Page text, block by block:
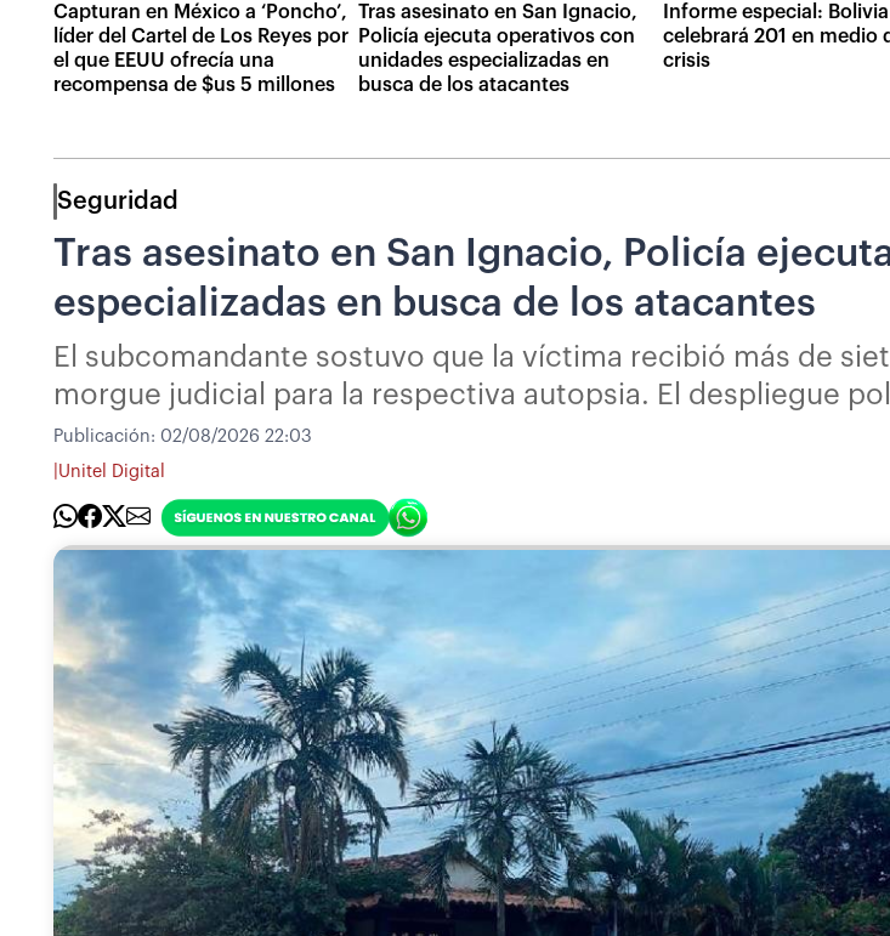
Capturan en México a ‘Poncho’,
líder del Cartel de Los Reyes por
el que EEUU ofrecía una
recompensa de $us 5 millones
Tras asesinato en San Ignacio,
Policía ejecuta operativos con
unidades especializadas en
busca de los atacantes
Informe especial: Bolivia
celebrará 201 en medio
crisis
Seguridad
Tras asesinato en San Ignacio, Policía
especializadas en busca de los atacantes
El subcomandante sostuvo que la víctima recibió más de
morgue judicial para la respectiva autopsia. El despliegue
Publicación: 02/08/2026 22:03
Unitel Digital